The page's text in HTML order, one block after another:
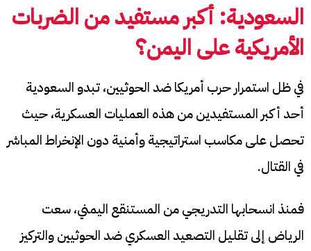
السعودية: أكبر مستفيد من الضربات
الأمريكيةعلى اليمن؟
في ظل استمرار حرب أمريكا ضد الحوثيين، تبدو السعودية
أحد أكبر المستفيدين من هذه العمليات العسكرية، حيث
تحصل على مكاسب استراتيجية وأمنية دون الإنخراط المباشر
في القتال.
فمنذ انسحابها التدريجي من المستنقع اليمني، سعت
الرياض إلى تقليل التصعيد العسكري ضد الحوثيين والتركيز